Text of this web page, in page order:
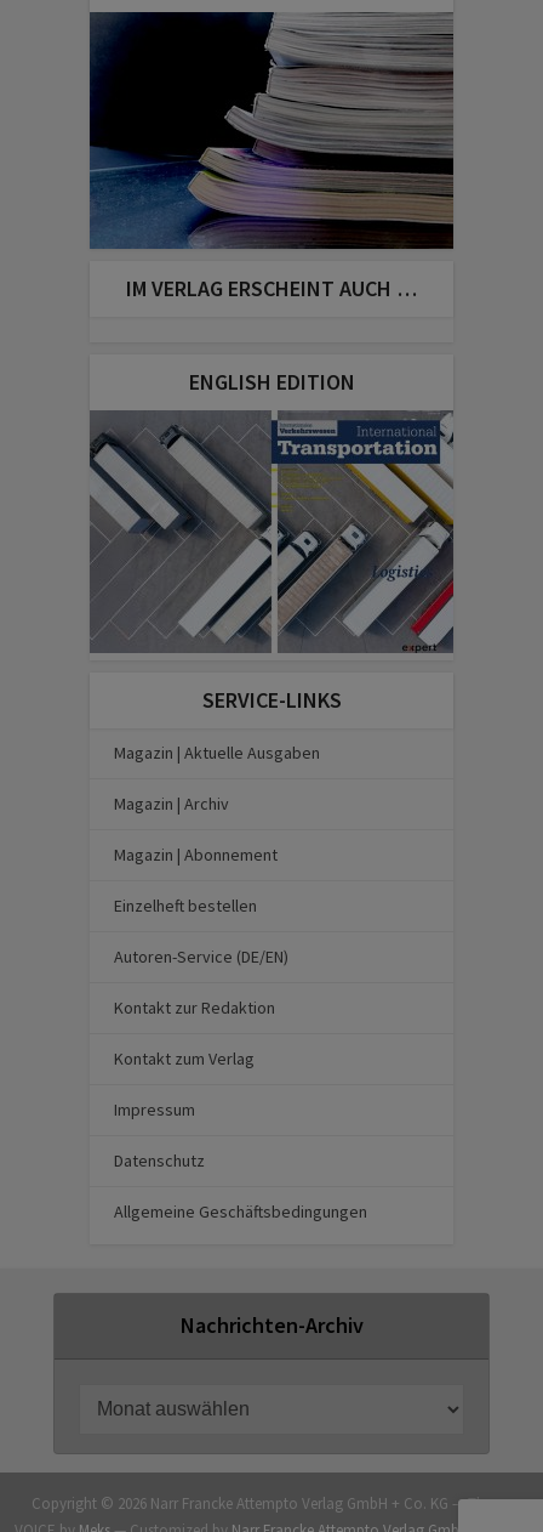
IM VERLAG ERSCHEINT AUCH …
ENGLISH EDITION
SERVICE-LINKS
Magazin | Aktuelle Ausgaben
Magazin | Archiv
Magazin | Abonnement
Einzelheft bestellen
Autoren-Service (DE/EN)
Kontakt zur Redaktion
Kontakt zum Verlag
Impressum
Datenschutz
Allgemeine Geschäftsbedingungen
Nachrichten-Archiv
Copyright © 2026 Narr Francke Attempto Verlag GmbH + Co. KG — Theme